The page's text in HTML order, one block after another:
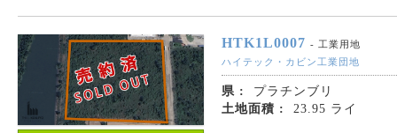
HTK1L0007 - 工業用地
ハイテック・カビン工業団地
県 :
プラチンブリ
土地面積 :
23.95 ライ